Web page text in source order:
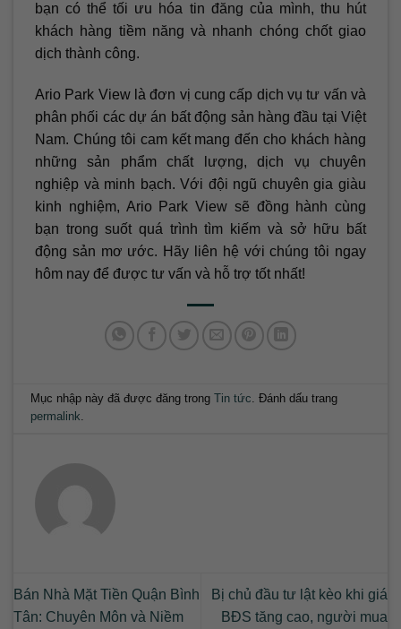
bạn có thể tối ưu hóa tin đăng của mình, thu hút
khách hàng tiềm năng và nhanh chóng chốt giao
dịch thành công.
Ario Park View là đơn vị cung cấp dịch vụ tư vấn và
phân phối các dự án bất động sản hàng đầu tại Việt
Nam. Chúng tôi cam kết mang đến cho khách hàng
những sản phẩm chất lượng, dịch vụ chuyên
nghiệp và minh bạch. Với đội ngũ chuyên gia giàu
kinh nghiệm, Ario Park View sẽ đồng hành cùng
bạn trong suốt quá trình tìm kiếm và sở hữu bất
động sản mơ ước. Hãy liên hệ với chúng tôi ngay
hôm nay để được tư vấn và hỗ trợ tốt nhất!
Mục nhập này đã được đăng trongTin tức. Đánh dấu trang
permalink.
Bán Nhà Mặt Tiền Quận Bình
Tân: Chuyên Môn và Niềm
Bị chủ đầu tư lật kèo khi giá
BĐS tăng cao, người mua